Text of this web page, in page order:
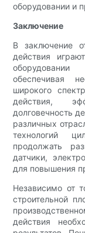
оборудовании и
Заключение
В заключение
действия
обеспечивая
широкого
действия,
долговечность
различных
технологий
продолжать
датчики,
для повышения
Независимо от
строительной
действия